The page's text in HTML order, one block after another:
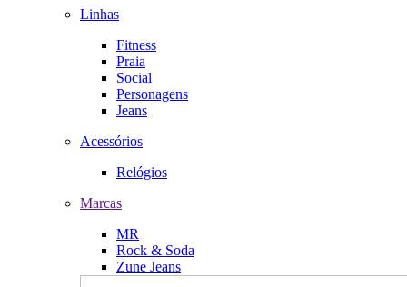
Linhas
Fitness
Praia
Social
Personagens
Jeans
Acessórios
Relógios
Marcas
MR
Rock & Soda
Zune Jeans